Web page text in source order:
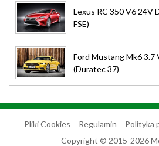
Lexus RC 350 V6 24V
FSE)
Ford Mustang Mk6
(Duratec 37)
Pliki Cookies Regulamin Polityka
Copyright © 2015-2026